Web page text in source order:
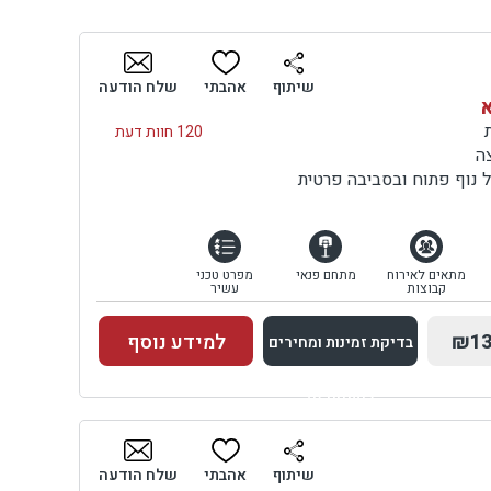
120 חוות דעת
נוף פתוח ובסביבה פרטית
שיתוף אהבתי שלח הודעה
מתאים לאירוח
קבוצות
מתחם פנאי מפרט טכני
עשיר
בדיקת זמינות ומחירים
למתחם זה
בדיקת זמינות ומחירים
למידע נוסף
שיתוף אהבתי שלח הודעה